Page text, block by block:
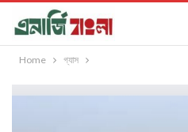
Home গ্যাস